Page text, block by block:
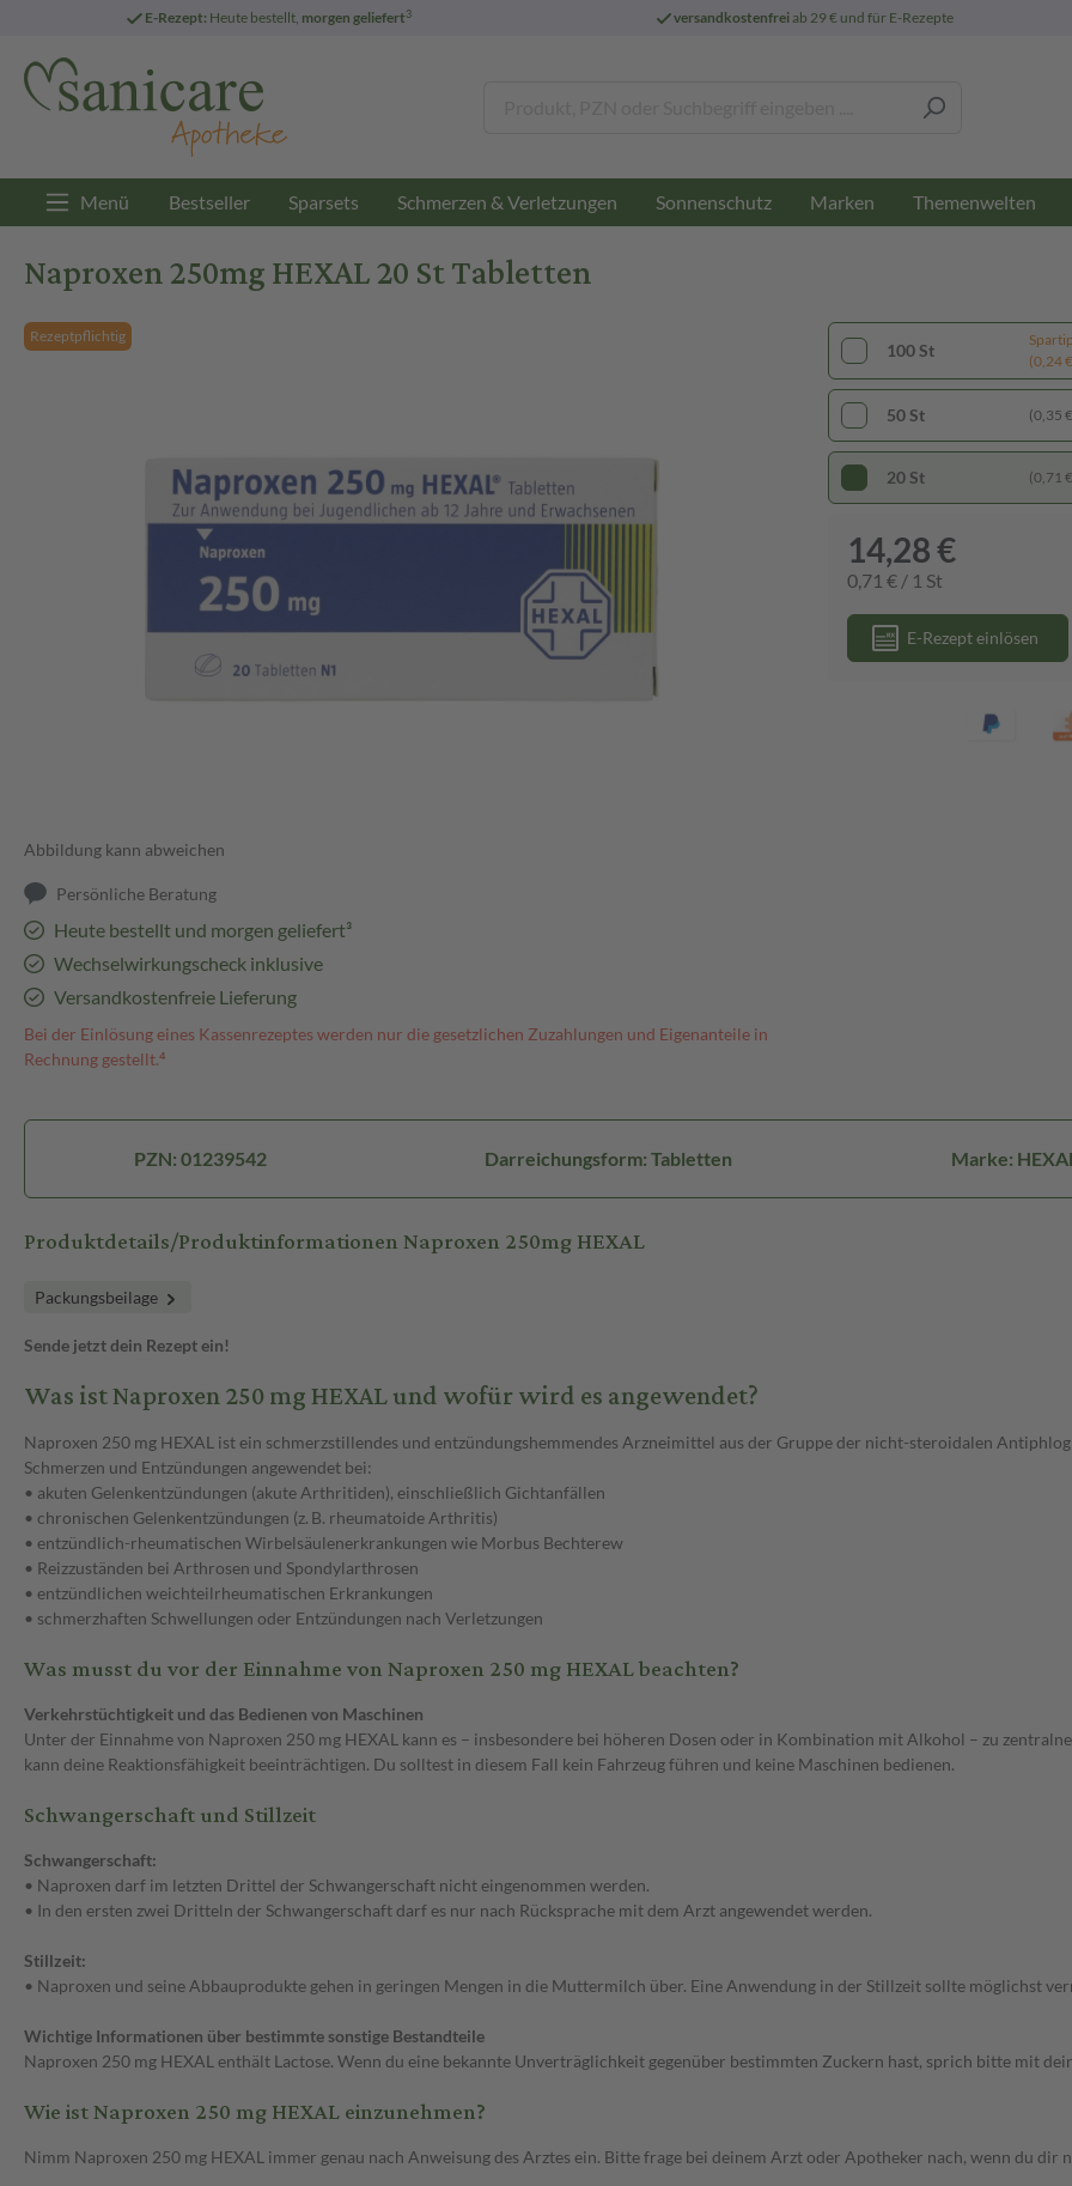
E-Rezept: Heute bestellt, morgen geliefert3 versandkostenfreiab 29 € und für E-Rezepte
Menü Bestseller Sparsets Schmerzen & Verletzungen Sonnenschutz Marken Themenwelten
Naproxen 250mg HEXAL 20 St Tabletten
Rezeptpflichtig
Abbildung kann abweichen
Persönliche Beratung
Heute bestellt und morgen geliefert³
Wechselwirkungscheck inklusive
Versandkostenfreie Lieferung
Bei der Einlösung eines Kassenrezeptes werden nur die gesetzlichen Zuzahlungen und Eigenanteile in
Rechnung gestellt.⁴
100 St
(0,24
50 St (0,35
20 St (0,71
14,28 €
0,71 € / 1 St
E-Rezept einlösen
PZN: 01239542 Darreichungsform: Tabletten Marke:
Produktdetails/Produktinformationen Naproxen 250mg HEXAL
Packungsbeilage
Sende jetzt dein Rezept ein!
Was ist Naproxen 250 mg HEXAL und wofür wird es angewendet?
Naproxen 250 mg HEXAL ist ein schmerzstillendes und entzündungshemmendes Arzneimittel aus der Gruppe der nicht-steroidalen
Schmerzen und Entzündungen angewendet bei:
• akuten Gelenkentzündungen (akute Arthritiden), einschließlich Gichtanfällen
• chronischen Gelenkentzündungen (z. B. rheumatoide Arthritis)
• entzündlich-rheumatischen Wirbelsäulenerkrankungen wie Morbus Bechterew
• Reizzuständen bei Arthrosen und Spondylarthrosen
• entzündlichen weichteilrheumatischen Erkrankungen
• schmerzhaften Schwellungen oder Entzündungen nach Verletzungen
Was musst du vor der Einnahme von Naproxen 250 mg HEXAL beachten?
Verkehrstüchtigkeit und das Bedienen von Maschinen
Unter der Einnahme von Naproxen 250 mg HEXAL kann es – insbesondere bei höheren Dosen oder in Kombination mit Alkohol – zu
kann deine Reaktionsfähigkeit beeinträchtigen. Du solltest in diesem Fall kein Fahrzeug führen und keine Maschinen bedienen.
Schwangerschaft und Stillzeit
Schwangerschaft:
• Naproxen darf im letzten Drittel der Schwangerschaft nicht eingenommen werden.
• In den ersten zwei Dritteln der Schwangerschaft darf es nur nach Rücksprache mit dem Arzt angewendet werden.
Stillzeit:
• Naproxen und seine Abbauprodukte gehen in geringen Mengen in die Muttermilch über. Eine Anwendung in der Stillzeit sollte möglichst
Wichtige Informationen über bestimmte sonstige Bestandteile
Naproxen 250 mg HEXAL enthält Lactose. Wenn du eine bekannte Unverträglichkeit gegenüber bestimmten Zuckern hast, sprich bitte mit
Wie ist Naproxen 250 mg HEXAL einzunehmen?
Nimm Naproxen 250 mg HEXAL immer genau nach Anweisung des Arztes ein. Bitte frage bei deinem Arzt oder Apotheker nach, wenn du dir